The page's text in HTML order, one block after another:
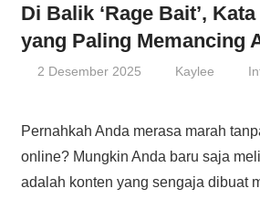
pandang
Di Balik ‘Rage Bait’,
yang Paling Memancing
2 Desember 2025 Kaylee
Pernahkah Anda merasa marah
online? Mungkin Anda baru saja
adalah konten yang sengaja dibuat